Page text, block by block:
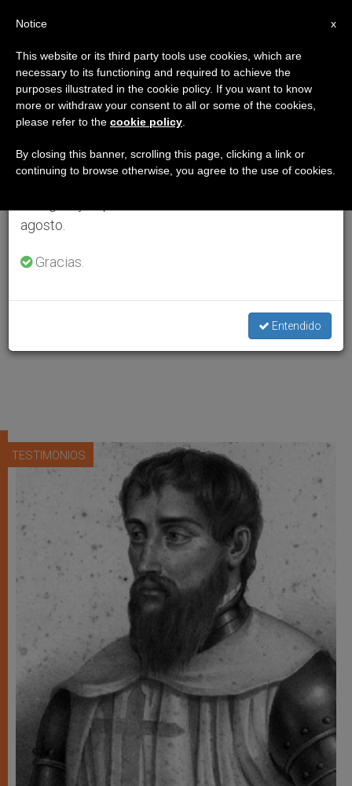
TESTIMONIOS
×
Aviso importante
Del 27 de julio al 7 de agosto haremos la pausa
anual, aprovechando que en el periodo de verano
se generan menos informaciones y también el
agosto.
Gracias.
Entendido
x
Notice
This website or its third party tools use cookies, which are
necessary to its functioning and required to achieve the
purposes illustrated in the cookie policy. If you want to know
more or withdraw your consent to all or some of the cookies,
please refer to the cookie policy
By closing this banner, scrolling this page, clicking a link or
continuing to browse otherwise, you agree to the use of cookies.